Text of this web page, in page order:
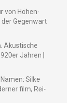
von Höhen­
Gegen­wart
Akustis­che
Jahren |
Silke
film, Rei­